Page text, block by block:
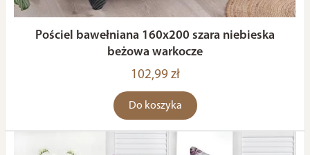
Pościel bawełniana 160x200 szara niebieska
beżowa warkocze
102,99 zł
Do koszyka